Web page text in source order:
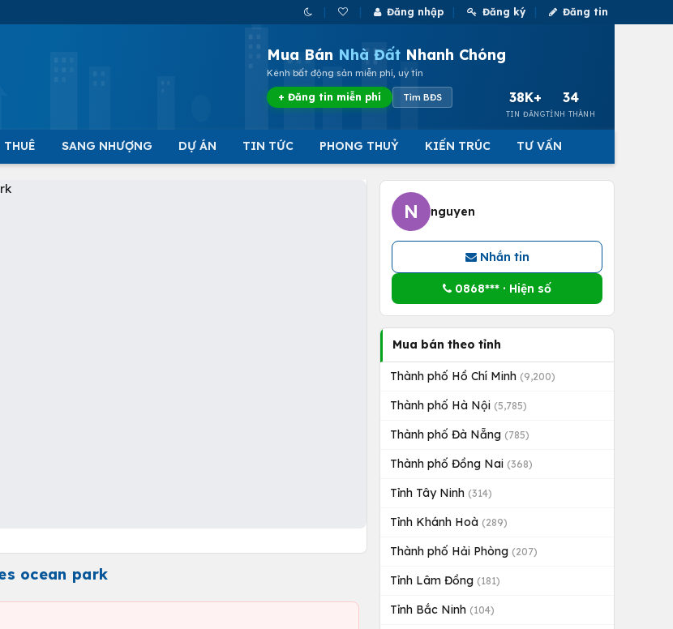
Đăng nhập Đăng ký Đăng tin
Mua Bán Nhà Đất Nhanh Chóng
Kênh bất động sản miễn phí, uy tín
+ Đăng tin miễn phí Tìm BĐS 38K+
TIN ĐĂNG
34
TỈNH THÀNH
SANG NHƯỢNG DỰ ÁN TIN TỨC PHONG THUỶ KIẾN TRÚC TƯ VẤN
ocean park
N nguyen
Nhắn tin
0868*** · Hiện số
Mua bán theo tỉnh
Thành phố Hồ Chí Minh (9,200)
Thành phố Hà Nội (5,785)
Thành phố Đà Nẵng (785)
Thành phố Đồng Nai (368)
Tỉnh Tây Ninh (314)
Tỉnh Khánh Hoà (289)
Thành phố Hải Phòng (207)
Tỉnh Lâm Đồng (181)
Tỉnh Bắc Ninh (104)